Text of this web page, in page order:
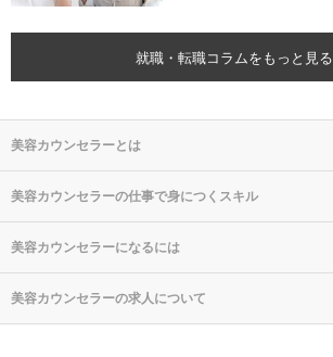
就職・転職コラムをもっと見る
美容カウンセラーとは
美容カウンセラーの仕事で身につくスキル
美容カウンセラーになるには
美容カウンセラーの求人について